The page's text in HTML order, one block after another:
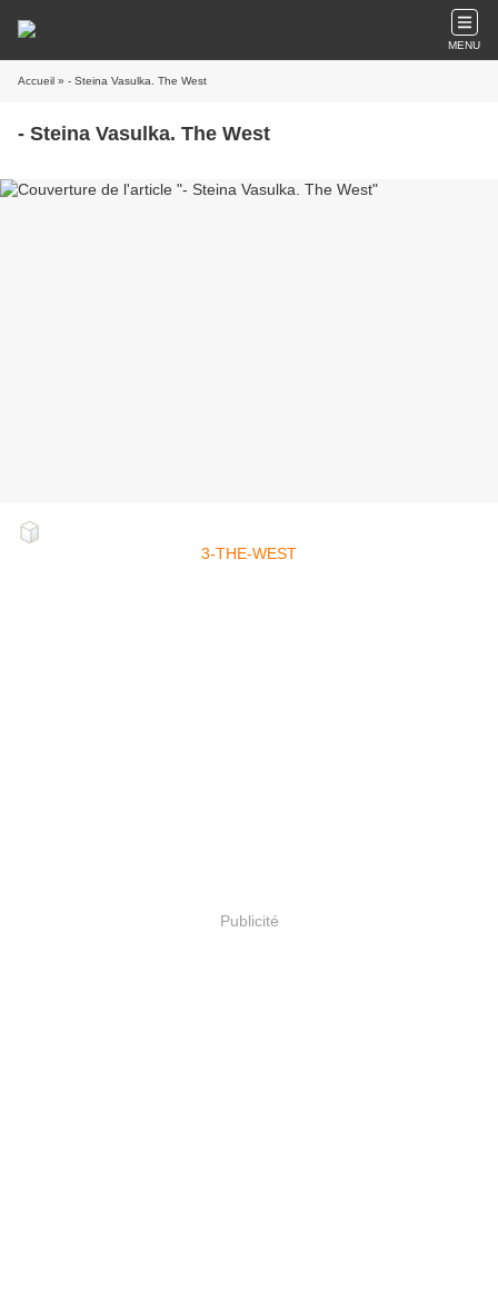
MENU
Accueil » - Steina Vasulka. The West
- Steina Vasulka. The West
3-THE-WEST
Publicité